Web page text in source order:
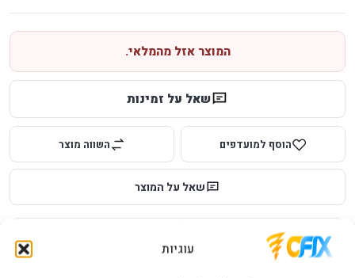
עוגיות
המוצר אזל מהמלאי.
שאל על זמינות
הוסף למועדפים השווה מוצר
שאל על המוצר
עלות משלוח לכל ארץ
מחיר משלוח ₪49